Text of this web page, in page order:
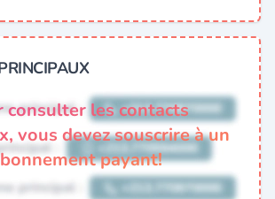
consulter les contacts
vous devez souscrire à un
payant!